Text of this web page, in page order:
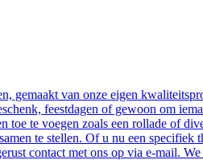
gemaakt van onze eigen
feestdagen of gewoon om
toe te voegen zoals een rollade of
te stellen. Of u nu een
contact met ons op via e-mail.